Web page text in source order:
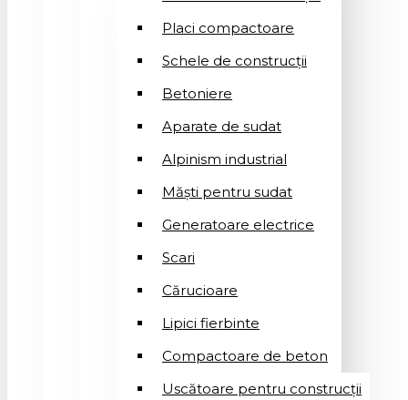
Placi compactoare
Schele de construcții
Betoniere
Aparate de sudat
Alpinism industrial
Măști pentru sudat
Generatoare electrice
Scari
Cărucioare
Lipici fierbinte
Compactoare de beton
Uscătoare pentru construcții